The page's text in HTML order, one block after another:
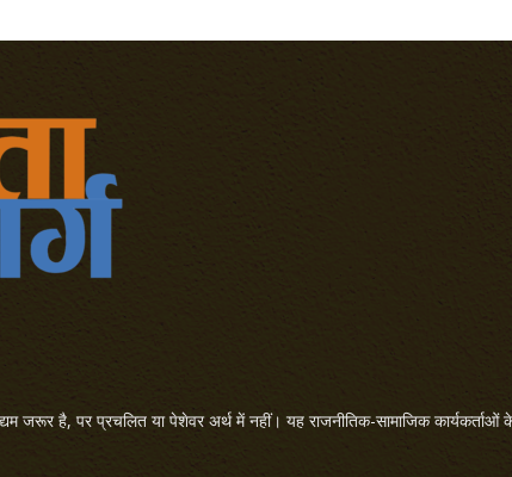
जरूर है, पर प्रचलित या पेशेवर अर्थ में नहीं। यह राजनीतिक-सामाजिक